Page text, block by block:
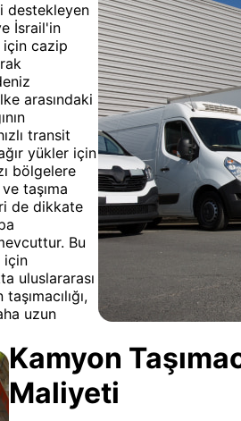
destekleyen
İsrail'in
için cazip
arasındaki
transit
yükler için
bölgelere
taşıma
de dikkate
Bu
için
uluslararası
uzun
Kamyon
Maliyeti